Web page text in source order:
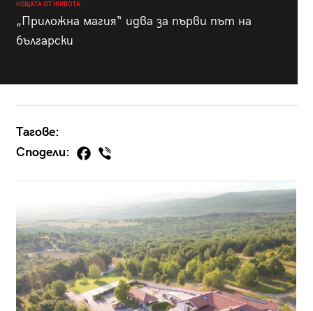
НЕЩАТА ОТ ЖИВОТА
„Приложна магия“ идва за първи път на
български
Тагове:
Сподели: